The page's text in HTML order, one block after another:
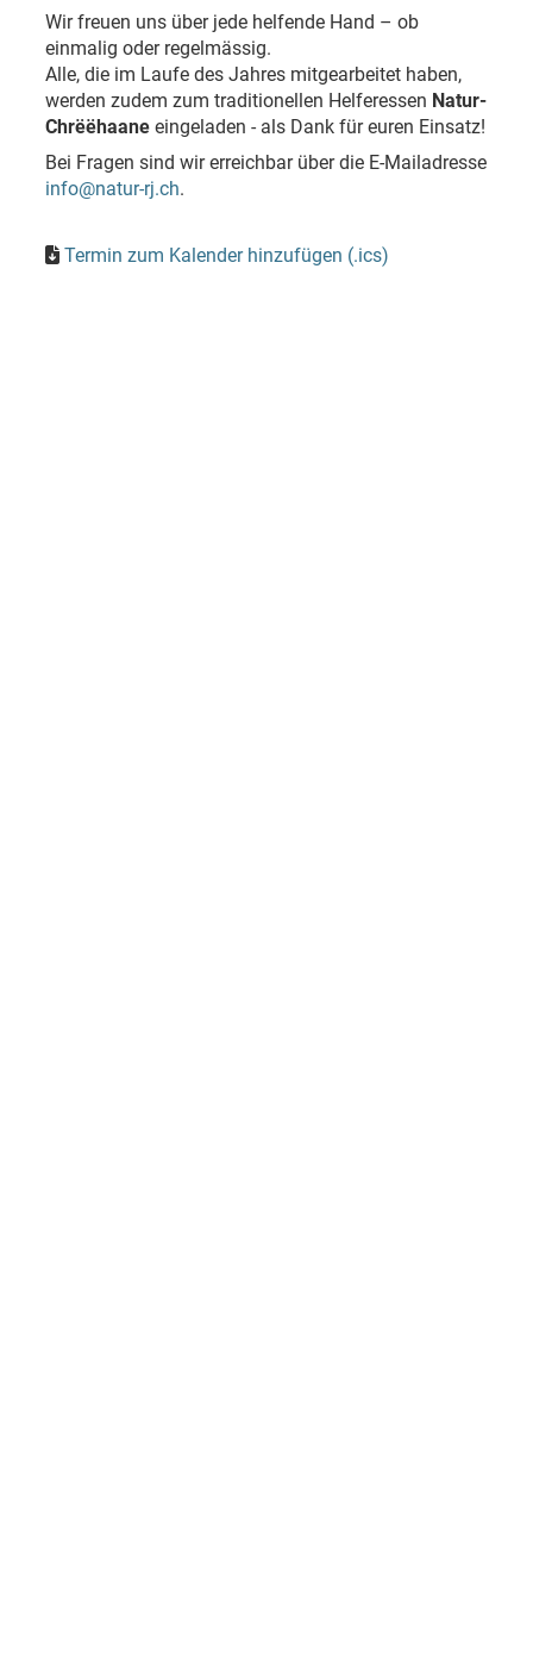
Wir freuen uns über jede helfende Hand – ob
einmalig oder regelmässig.
Alle, die im Laufe des Jahres mitgearbeitet haben,
werden zudem zum traditionellen Helferessen Natur-
Chrëëhaane eingeladen - als Dank für euren Einsatz!
Bei Fragen sind wir erreichbar über die E-Mailadresse
info@natur-rj.ch.
Termin zum Kalender hinzufügen (.ics)